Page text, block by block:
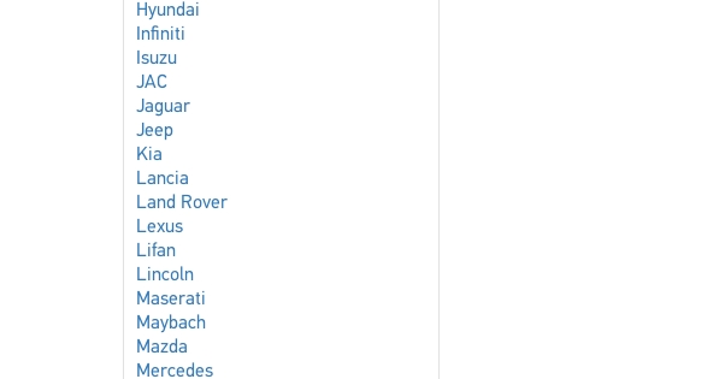
Hyundai
Infiniti
Isuzu
JAC
Jaguar
Jeep
Kia
Lancia
Land Rover
Lexus
Lifan
Lincoln
Maserati
Maybach
Mazda
Mercedes